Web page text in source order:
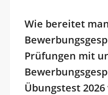
Wie bereitet
Prüfungen mit
Übungstest 2026